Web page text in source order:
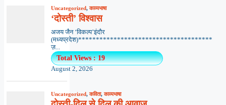
Uncategorized,काव्यभाषा
‘दोस्ती’ विश्वास
अजय जैन ‘विकल्प’इंदौर
(मध्यप्रदेश)**************************************
ज़...
Total Views : 19
August 2, 2026
Uncategorized,कविता,काव्यभाषा